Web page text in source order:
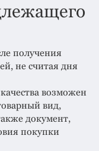
Изоляция
Фальцевая
Металлочерепица
премиум
Черепица
получения
не считая дня
возможен
вид,
документ,
покупки